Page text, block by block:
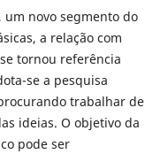
novo segmento do
a relação com
tornou referência
se a pesquisa
trabalhar de
ideias. O objetivo da
pode ser